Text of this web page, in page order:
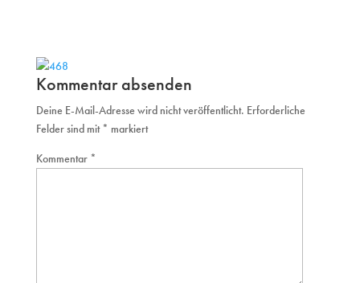
Kommentar absenden
Deine E-Mail-Adresse wird nicht veröffentlicht. Erforderliche
Felder sind mit* markiert
Kommentar *